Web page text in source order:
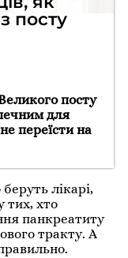
посту
посту
для
переїсти на
лікарі,
тих, хто
панкреатиту
тракту. А